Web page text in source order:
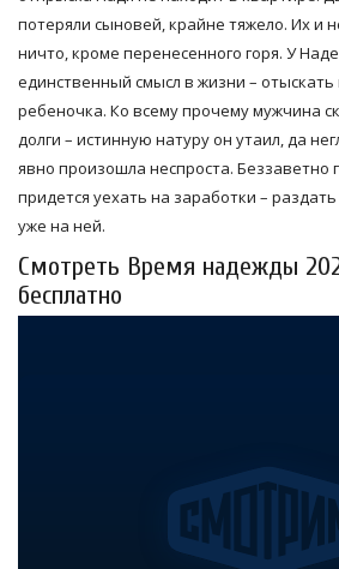
потеряли сыновей, крайне тяжело. Их и
ничто, кроме перенесенного горя. У
единственный смысл в жизни –
ребеночка. Ко всему прочему мужчина
долги – истинную натуру он утаил, да
явно произошла неспроста. Беззаветно
придется уехать на заработки –
уже на ней.
Смотреть Время надежды
бесплатно